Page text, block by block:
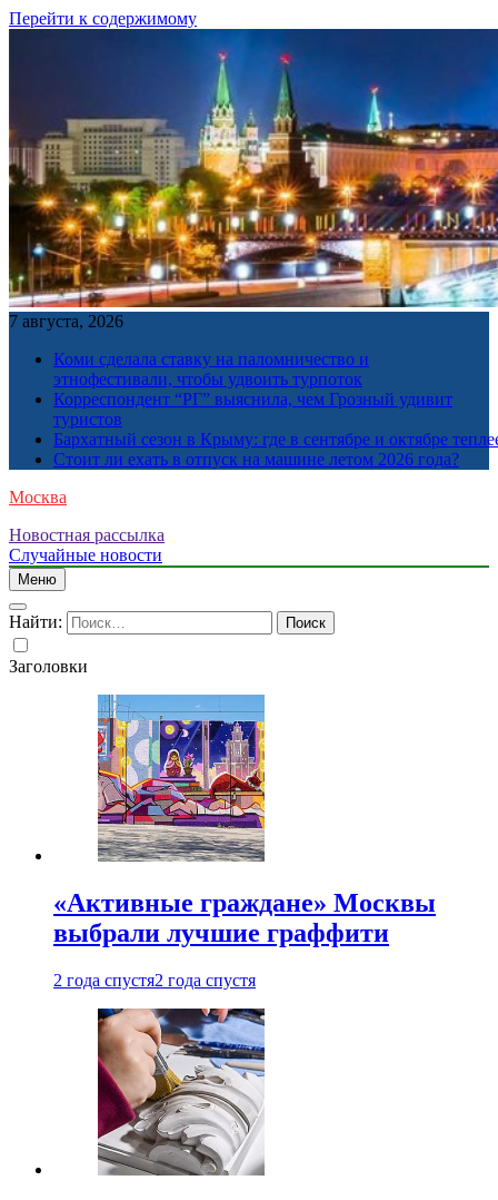
Перейти к содержимому
7 августа, 2026
Коми сделала ставку на паломничество и
этнофестивали, чтобы удвоить турпоток
Корреспондент “РГ” выяснила, чем Грозный удивит
туристов
Бархатный сезон в Крыму: где в сентябре и октябре
Стоит ли ехать в отпуск на машине летом 2026 года?
Москва
Новостная рассылка
Случайные новости
Меню
Найти:
Заголовки
«Активные граждане» Москвы
выбрали лучшие граффити
2 года спустя2 года спустя